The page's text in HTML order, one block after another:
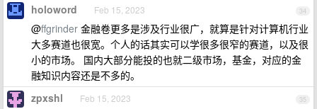
34
holoword Feb 15, 2023
@ffgrinder 金融卷更多是涉及行业很广，就算是针对计算机行业
大多赛道也很宽。个人的话其实可以学很多很窄的赛道，以及很
小的市场。 国内大部分能投的也就二级市场，基金，对应的金
融知识内容还是不多的。
35
zpxshl Feb 15, 2023